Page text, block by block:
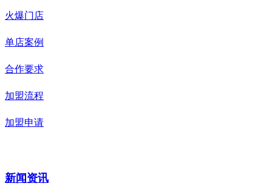
火爆门店
单店案例
合作要求
加盟流程
加盟申请
新闻资讯